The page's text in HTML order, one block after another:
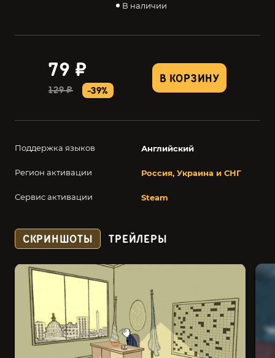
В наличии
В КОРЗИНУ
79 ₽
129 ₽ -39%
Поддержка языков Английский
Регион активации Россия, Украина и СНГ
Сервис активации Steam
СКРИНШОТЫ ТРЕЙЛЕРЫ